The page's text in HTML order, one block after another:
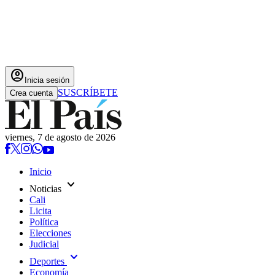
account_circle Inicia sesión
Crea cuenta SUSCRÍBETE
viernes, 7 de agosto de 2026
Inicio
Noticias expand_more
Cali
Licita
Política
Elecciones
Judicial
Deportes expand_more
Economía